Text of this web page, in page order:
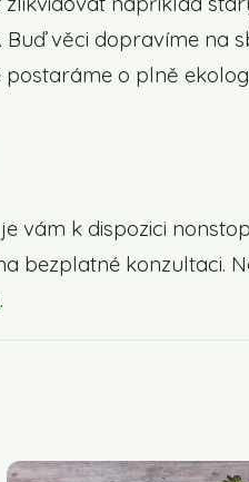
věci dopravíme na
o plně
vám k dispozici
bezplatné konzultaci.
.